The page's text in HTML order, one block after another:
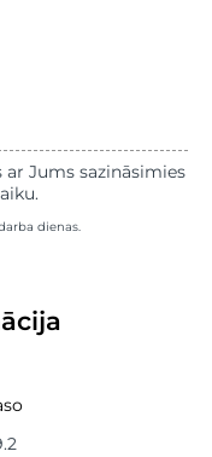
Jums sazināsimies
dienas.